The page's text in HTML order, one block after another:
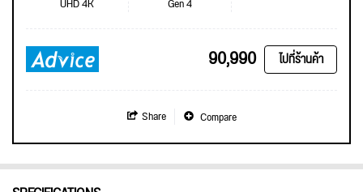
90,990 ไปที่ร้านค้า
Share Compare